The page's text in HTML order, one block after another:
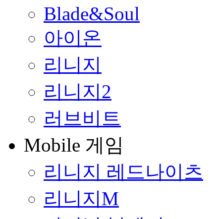
Blade&Soul
아이온
리니지
리니지2
러브비트
Mobile 게임
리니지 레드나이츠
리니지M